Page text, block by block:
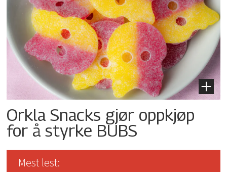
Orkla Snacks gjør oppkjøp
for å styrke BUBS
Mest lest: